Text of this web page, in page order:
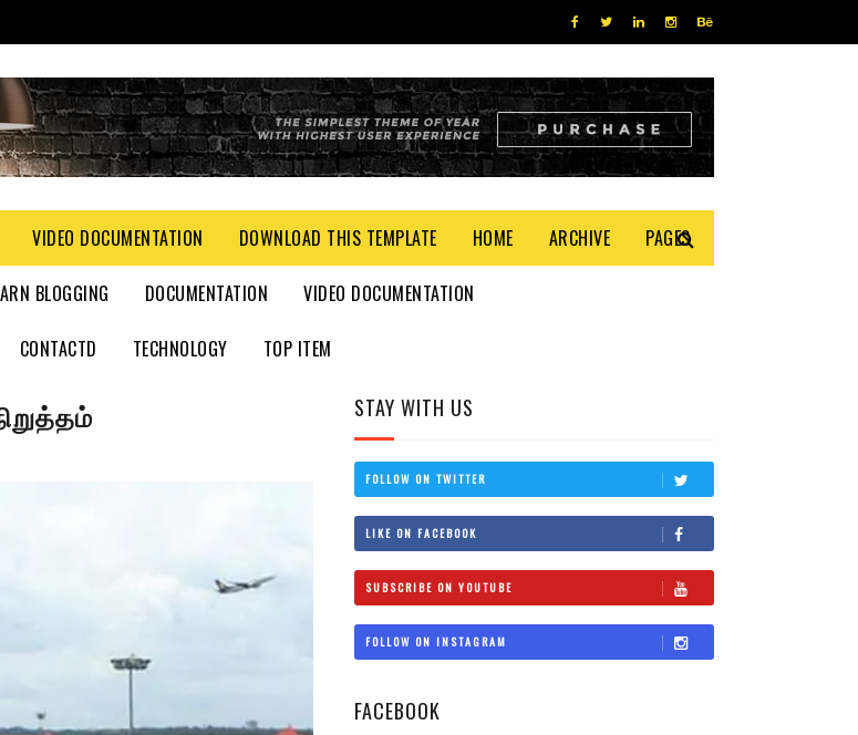
VIDEO DOCUMENTATION DOWNLOAD THIS TEMPLATE HOME ARCHIVE PAGES
BLOGGING DOCUMENTATION VIDEO DOCUMENTATION
CONTACTD TECHNOLOGY TOP ITEM
STAY WITH US
FOLLOW ON TWITTER
LIKE ON FACEBOOK
SUBSCRIBE ON YOUTUBE
FOLLOW ON INSTAGRAM
FACEBOOK